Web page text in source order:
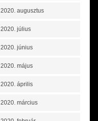
2020. augusztus
2020. július
2020. június
2020. május
2020. április
2020. március